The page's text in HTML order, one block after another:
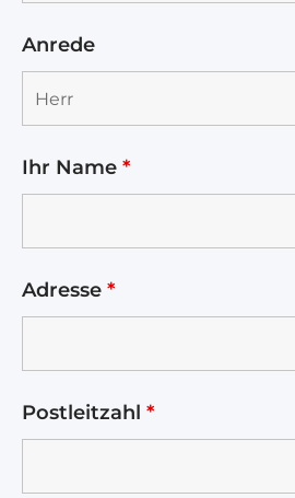
Anrede
Ihr Name *
Adresse *
Postleitzahl *